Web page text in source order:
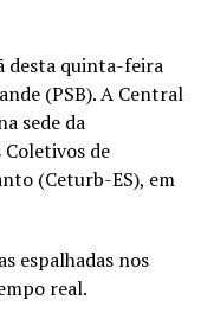
desta quinta-feira
(PSB). A Central
sede da
de
(Ceturb-ES), em
espalhadas nos
real.